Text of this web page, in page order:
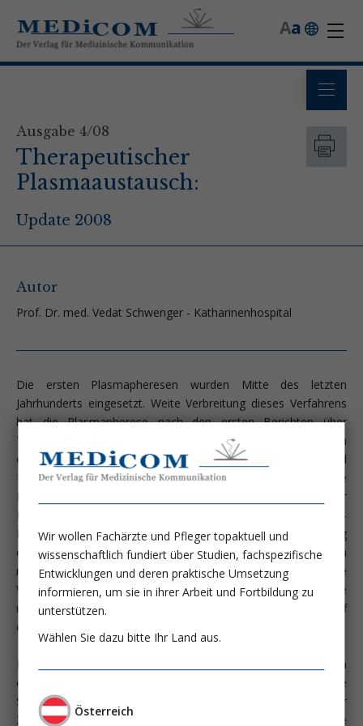
a
A
Ausgabe 4/08
Therapeutischer
Plasmaaustausch:
Update 2008
Autor
Prof. Dr. med. Vedat Schwenger - Katharinenhospital
Die ersten Plasmapheresen wurden Mitte des letzten
Jahrhunderts eingesetzt. Weite Verbreitung dieses Verfahrens
hat die Plasmapherese nach den ersten Berichten über
Therapieerfolge bei Patienten mit Goodpas­ture-Syndrom in
den späten Siebzigerjahren erfahren (Johnson JP, Am J Med
1978; 64:354-359). Prinzipiell unterscheidet man die eigentliche
Plasmapherese, d. h., die Entfernung von Plasma aus der
Blutzirkulation mit konsekutiver Substitution von Nicht-
Plasmabestandteilen wie z. B. 5% Human-Albumin-Lösung
oder Elektrolytlösung, vom Plasmaaustausch. Im
medizinischen Sprachgebrauch erfolgt oftmals eine
Vermischung der Begriffe Plasma-Separation, Plasmapherese
und Plasmaaustausch, daher wird im Folgenden nur der Begriff
des therapeutischen Plasmaaustausches (TPA) verwendet.
Beim therapeutischen Plasmaaustausch werden in einem
extrakorporalen Blutreinigungsverfahren großmolekulare
Substanzen aus dem Plasma durch Plasmaseparation oder
Zentrifugation entfernt. Es werden extrakorporal entfernte
Wir wollen Fachärzte und Pfleger topaktuell und
wissenschaftlich fundiert über Studien, fachspezifische
Entwicklungen und deren praktische Umsetzung
informieren, um sie in ihrer Arbeit und Fortbildung zu
unterstützen.
Wählen Sie dazu bitte Ihr Land aus.
Österreich